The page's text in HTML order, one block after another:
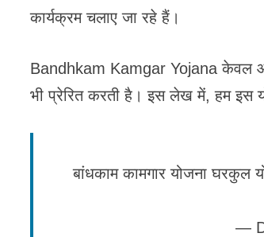
कार्यक्रम चलाए जा रहे हैं।
Bandhkam Kamgar Yojana केवल
भी प्रेरित करती है। इस लेख में, हम इस
बांधकाम कामगार योजना घरकुल
—